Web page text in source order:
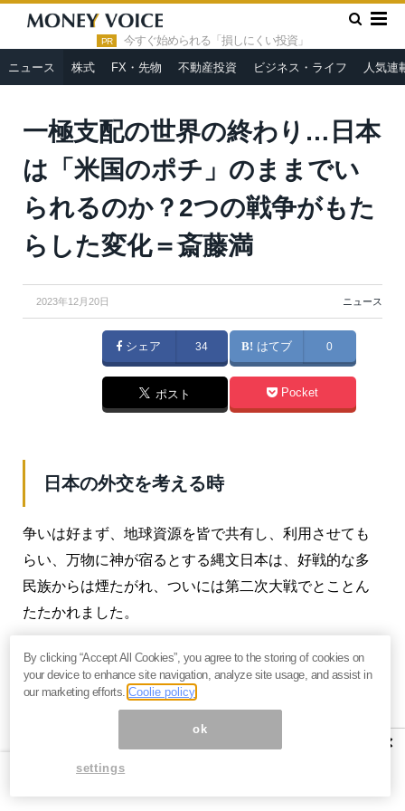
PR 今すぐ始められる「損しにくい投資」
ニュース 株式 FX・先物 不動産投資 ビジネス・ライフ 人気連
HOME » ニュース »
一極支配の世界の終わり…日本は「米国の
ポチ」のままでいられるのか？2つの戦争がもたらした変化＝斎藤満
一極支配の世界の終わり…日本
は「米国のポチ」のままでい
られるのか？2つの戦争がもた
らした変化＝斎藤満
2023年12月20日 ニュース
シェア 34 はてブ 0
ポスト Pocket
日本の外交を考える時
争いは好まず、地球資源を皆で共有し、利用させても
らい、万物に神が宿るとする縄文日本は、好戦的な多
民族からは煙たがれ、ついには第二次大戦でとことん
たたかれました。
しかし、アイヌや沖縄の先住民のみならず、彼らの系
譜を引いた日本民族は、世界から見れば異質ながら、
一目置かれる存在でもあります。
ポチ」でいるわけにはいきません。一極支配勢力にも
多極化勢力にも属さない日本が、世界平和のリーダー
×
By clicking “Accept All Cookies”, you agree to the storing of cookies on
your device to enhance site navigation, analyze site usage, and assist in
our marketing efforts.Coolie policy
ok
settings